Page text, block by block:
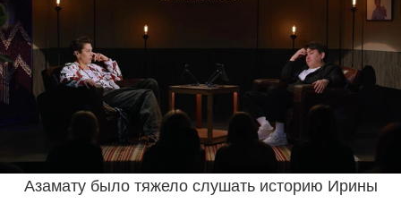
Азамату было тяжело слушать историю Ирины